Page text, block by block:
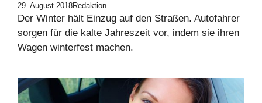
29. August 2018Redaktion
Der Winter hält Einzug auf den Straßen. Autofahrer
sorgen für die kalte Jahreszeit vor, indem sie ihren
Wagen winterfest machen.